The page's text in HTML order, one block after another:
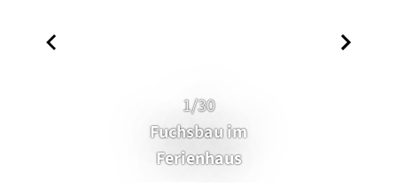
1/30
Fuchsbau im
Ferienhaus